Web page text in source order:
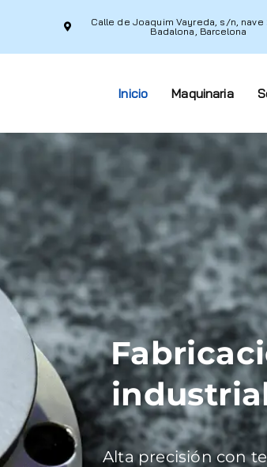
Calle de Joaquim Vayreda, s/n, nave
Badalona, ​​Barcelona
Inicio Maquinaria
Alta precisión con